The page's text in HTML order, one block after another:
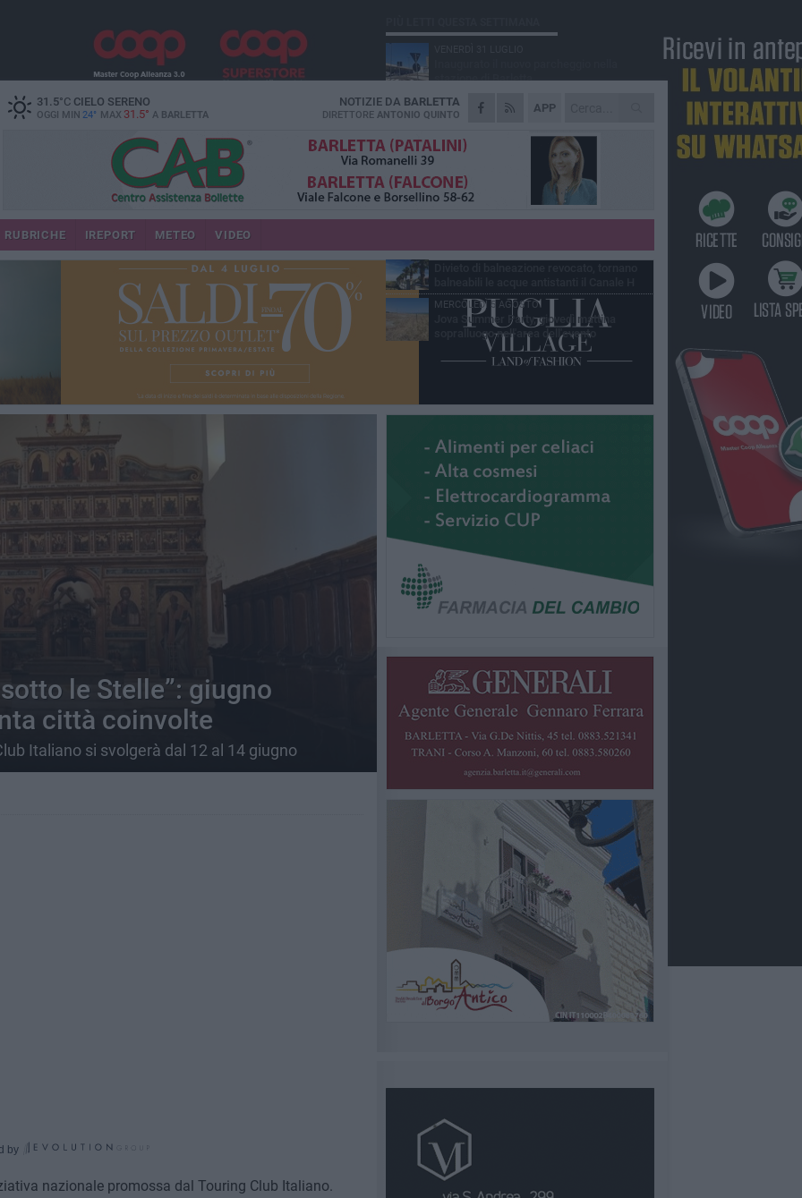
31.5°CCIELO SERENO
OGGI MIN 24° MAX 31.5° A BARLETTA
APP
NOTIZIE DA BARLETTA
DIRETTORE ANTONIO QUINTO
RUBRICHE IREPORT METEO VIDEO
le Stelle”: giugno
città coinvolte
Italiano si svolgerà dal 12 al 14 giugno
by
nazionale promossa dal Touring Club Italiano.
stazione di Barletta
MERCOLEDÌ 5 AGOSTO
Barletta piange Gioacchino Dagnello:
GIOVEDÌ 30 LUGLIO
Rapina all'Ipercoop di Barletta: nel mirino la
gioielleria, banditi in fuga
DOMENICA 2 AGOSTO
Beni confiscati alla mafia. Nasce il servizio
VENERDÌ 31 LUGLIO
MERCOLEDÌ 5 AGOSTO
Jova Summer Party, giovedì mattina
sopralluogo nell'area dell'evento